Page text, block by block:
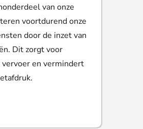
van onze
voortdurend onze
door de inzet van
Dit zorgt voor
en vermindert